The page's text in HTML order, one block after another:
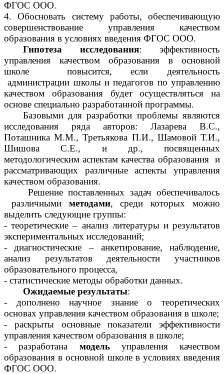
ФГОС ООО.
Обосновать систему работы, обеспечивающую
совершенствование управления качеством
образования в условиях введения ФГОС ООО.
Гипотеза исследования: эффективность
управления качеством образования в основной
школе повысится, если деятельность
администрации школы и педагогов по управлению
качеством образования будет осуществляться на
основе специально разработанной программы.
Базовыми для разработки проблемы являются
исследования ряда авторов: Лазарева В.С.,
Поташника М.М., Третьякова П.И., Шамовой Т.И.,
Шишова С.Е., и др., посвященных
методологическим аспектам качества образования и
рассматривающих различные аспекты управления
качеством образования.
Решение поставленных задач обеспечивалось
различными методами, среди которых можно
выделить следующие группы:
теоретические – анализ литературы и результатов
экспериментальных исследований;
диагностические – анкетирование, наблюдение,
анализ результатов деятельности участников
образовательного процесса,
статистические методы обработки данных.
Ожидаемые результаты:
- дополнено научное знание о теоретических
основах управления качеством образования в школе;
- раскрыты основные показатели эффективности
управления качеством образования в школе;
- разработана модельуправления качеством
образования в основной школе в условиях введения
ФГОС ООО.